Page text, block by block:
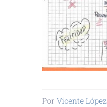
Por Vicente López